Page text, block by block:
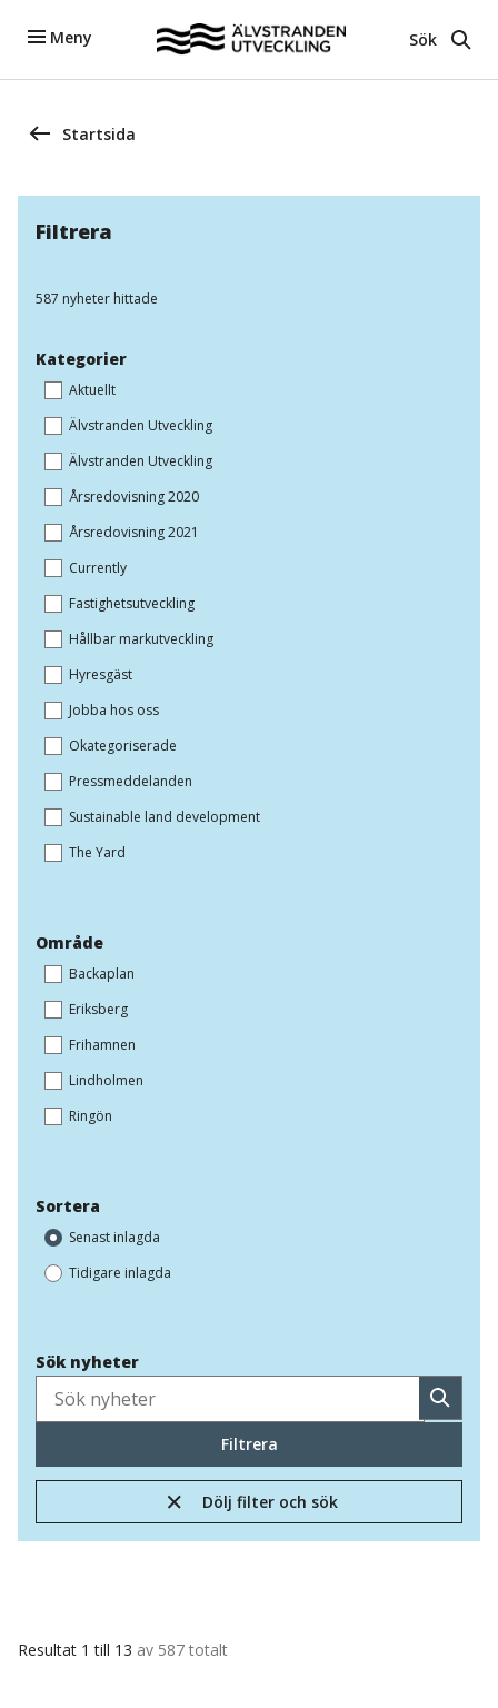
Meny Sök
Startsida
Filtrera
587 nyheter hittade
Kategorier
Aktuellt
Älvstranden Utveckling
Älvstranden Utveckling
Årsredovisning 2020
Årsredovisning 2021
Currently
Fastighetsutveckling
Hållbar markutveckling
Hyresgäst
Jobba hos oss
Okategoriserade
Pressmeddelanden
Sustainable land development
The Yard
Område
Backaplan
Eriksberg
Frihamnen
Lindholmen
Ringön
Sortera
Senast inlagda
Tidigare inlagda
Sök nyheter
Sök
Filtrera
Dölj filter och sök
Resultat 1 till 13 av 587 totalt